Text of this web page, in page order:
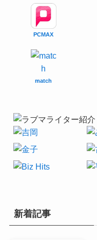
PCMAX
match
新着記事